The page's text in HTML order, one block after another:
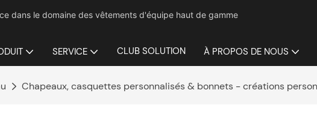
dans le domaine des vêtements d'équipe haut de gamme
SERVICE CLUB SOLUTION À PROPOS DE NOUS
Chapeaux, casquettes personnalisés & bonnets - créations